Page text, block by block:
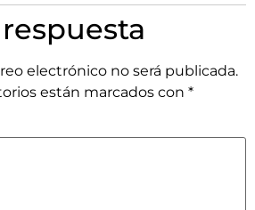
electrónico no será publicada.
están marcados con *